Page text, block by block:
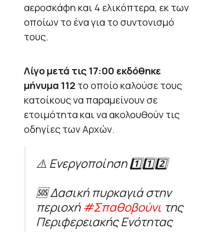
αεροσκάφη και 4 ελικόπτερα, εκ των
οποίων το ένα για το συντονισμό
τους.
Λίγο μετά τις 17:00 εκδόθηκε
μήνυμα 112 το οποίο καλούσε τους
κατοίκους να παραμείνουν σε
ετοιμότητα και να ακολουθούν τις
οδηγίες των Αρχών.
⚠️ Ενεργοποίηση 1️⃣1️⃣2️⃣
🆘 Δασική πυρκαγιά στην
περιοχή #Σπαθοβούνι της
Περιφερειακής Ενότητας